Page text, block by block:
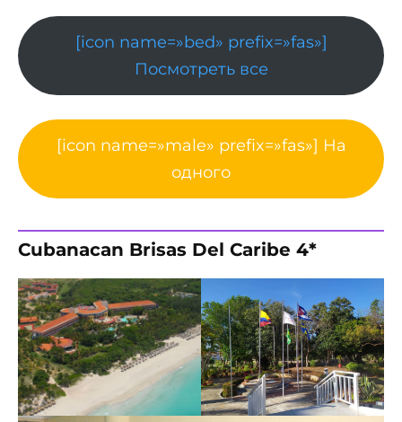
[icon name=»bed» prefix=»fas»]
Посмотреть все
[icon name=»male» prefix=»fas»] На
одного
Cubanacan Brisas Del Caribe 4*